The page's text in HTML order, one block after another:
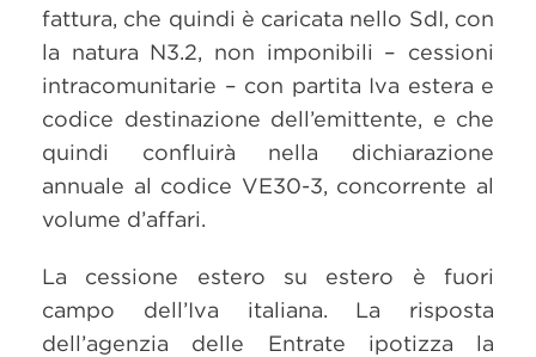
fattura, che quindi è caricata nello SdI, con
la natura N3.2, non imponibili – cessioni
intracomunitarie – con partita Iva estera e
codice destinazione dell’emittente, e che
quindi confluirà nella dichiarazione
annuale al codice VE30-3, concorrente al
volume d’affari.
La cessione estero su estero è fuori
campo dell’Iva italiana. La risposta
dell’agenzia delle Entrate ipotizza la